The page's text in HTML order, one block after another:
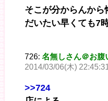
そこが分からんから
だいたい早くても7
726: 名無しさん＠お腹
2014/03/06(木)
>>724